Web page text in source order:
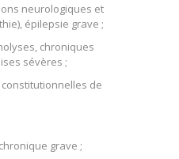
neurologiques et
épilepsie grave ;
chroniques
sévères ;
de
grave ;